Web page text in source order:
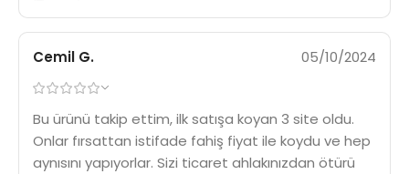
Cemil G. 05/10/2024
Bu ürünü takip ettim, ilk satışa koyan 3 site oldu.
Onlar fırsattan istifade fahiş fiyat ile koydu ve hep
aynısını yapıyorlar. Sizi ticaret ahlakınızdan ötürü